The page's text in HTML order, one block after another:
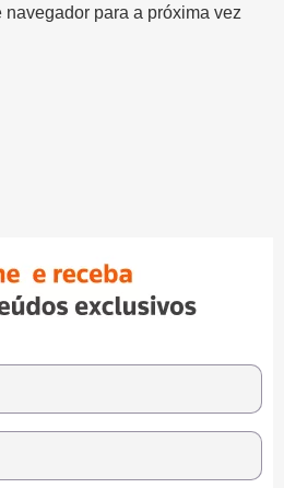
para a próxima vez